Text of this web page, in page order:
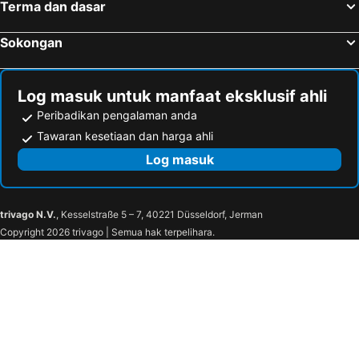
Rong Dong Duong
Le Gia Hotel
L'amie Hotel & Studio
Golden Imperial Hotel Da Lat
Terma dan dasar
Sokongan
Log masuk untuk manfaat eksklusif ahli
Peribadikan pengalaman anda
Tawaran kesetiaan dan harga ahli
Log masuk
trivago N.V., Kesselstraße 5 – 7, 40221 Düsseldorf, Jerman
Copyright 2026 trivago | Semua hak terpelihara.